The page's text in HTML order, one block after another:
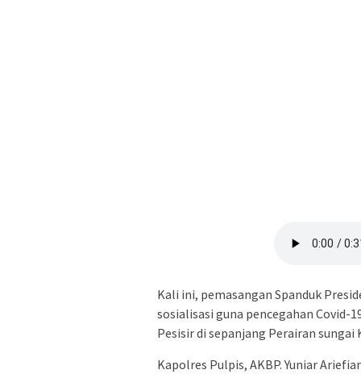
Kali ini, pemasangan Spanduk
sosialisasi guna pencegahan Covid-
Pesisir di sepanjang Perairan sungai
Kapolres Pulpis, AKBP. Yuniar